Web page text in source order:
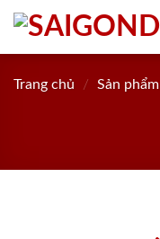
Skip
content
Trang chủ / Sản phẩm